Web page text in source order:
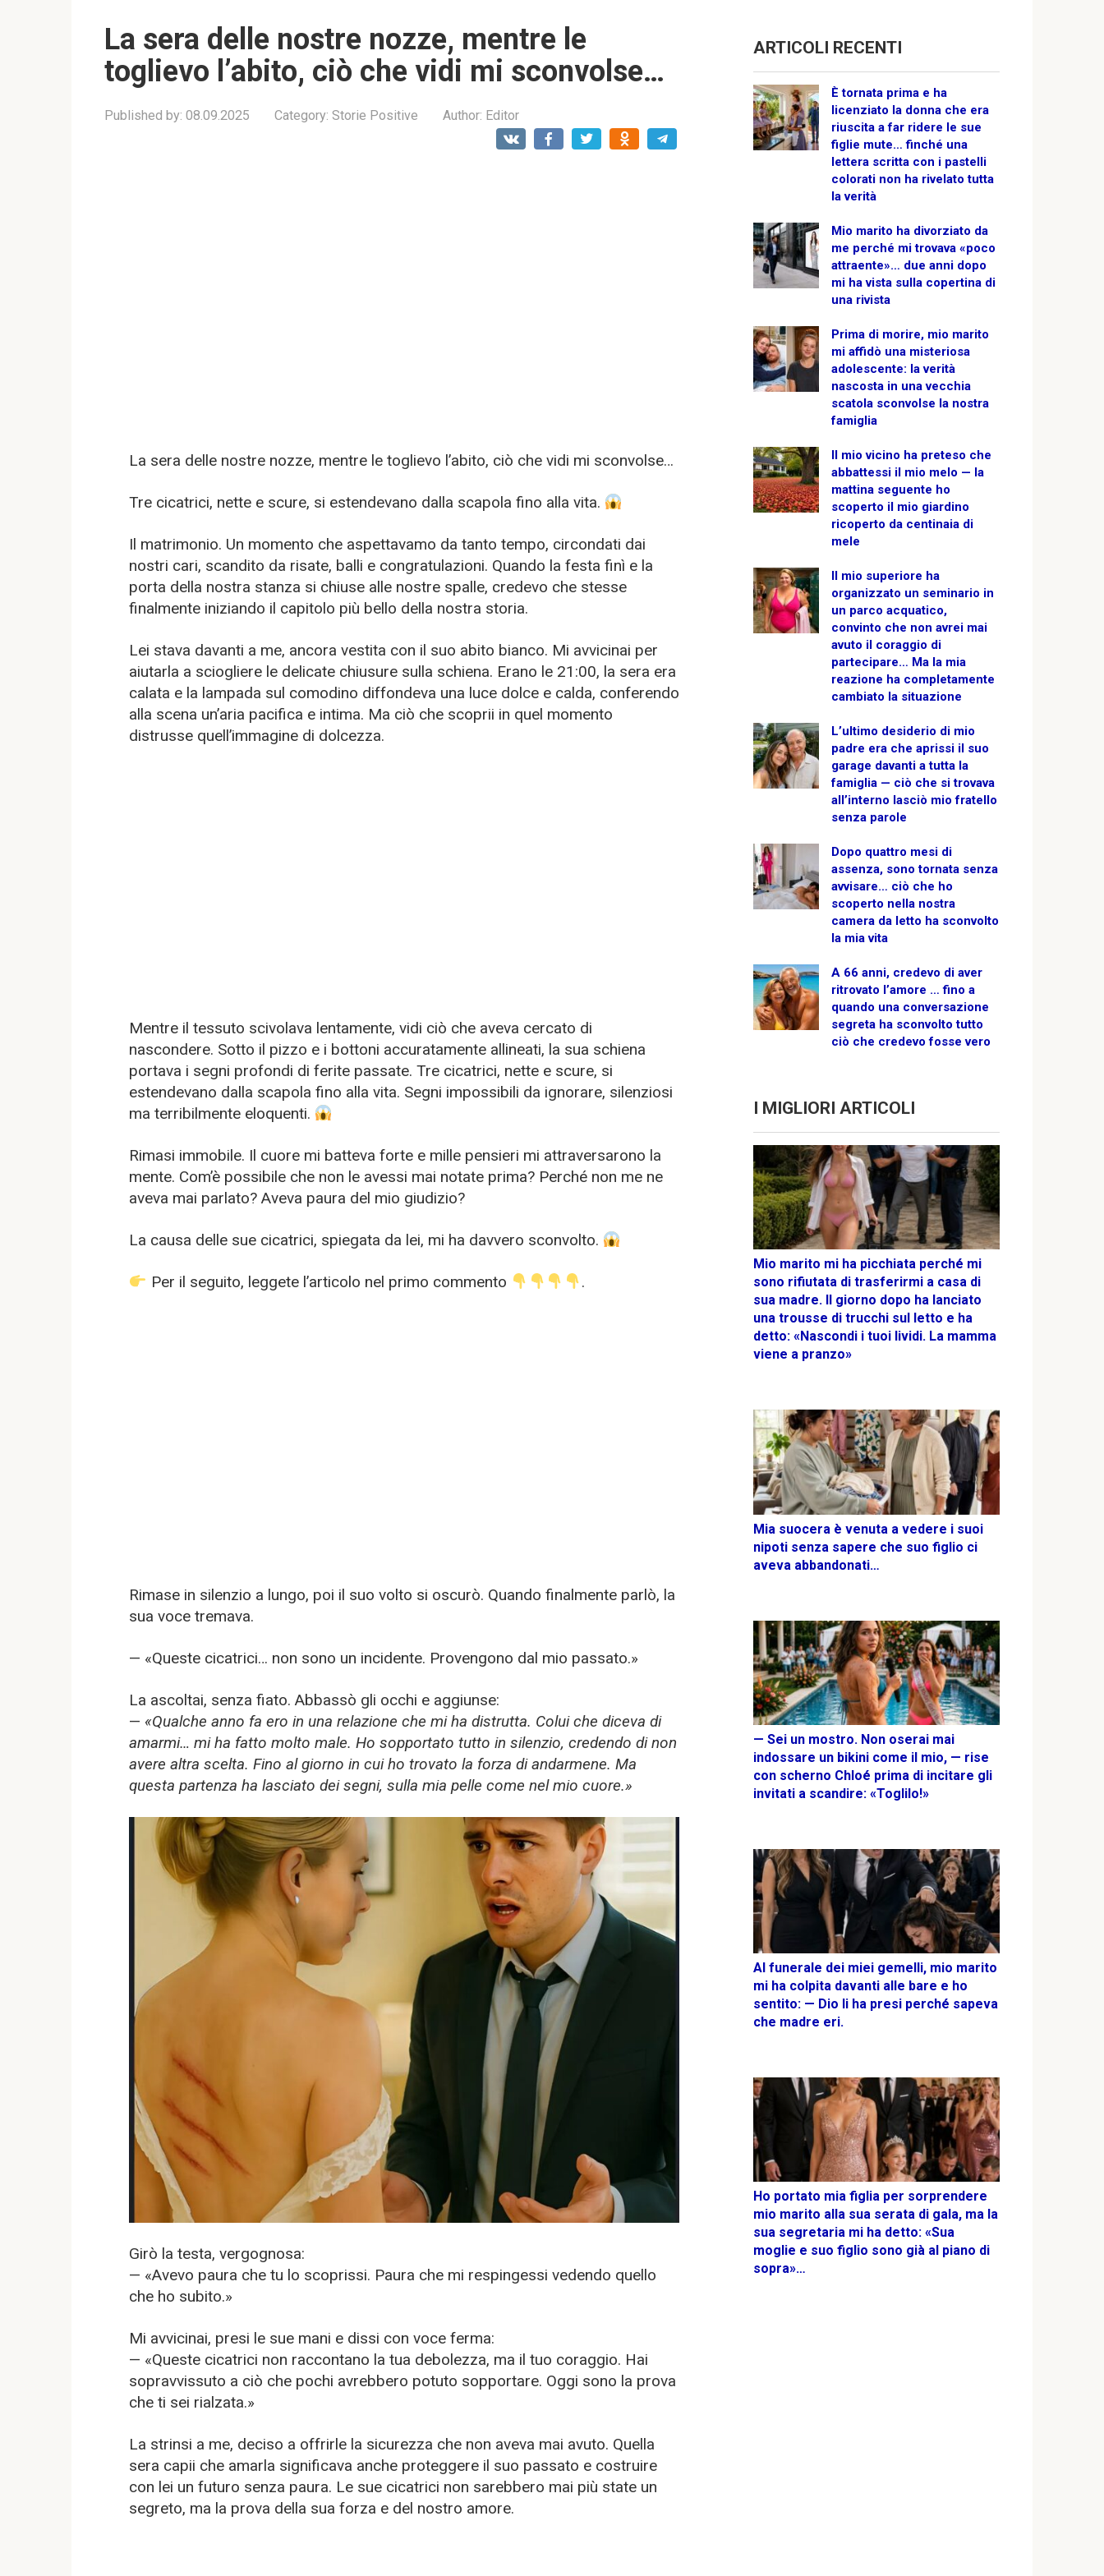
La sera delle nostre nozze, mentre le
toglievo l’abito, ciò che vidi mi sconvolse…
Published by: 08.09.2025 Category: Storie Positive Author: Editor
La sera delle nostre nozze, mentre le toglievo l’abito, ciò che vidi mi sconvolse…
Tre cicatrici, nette e scure, si estendevano dalla scapola fino alla vita.
Il matrimonio. Un momento che aspettavamo da tanto tempo, circondati dai
nostri cari, scandito da risate, balli e congratulazioni. Quando la festa finì e la
porta della nostra stanza si chiuse alle nostre spalle, credevo che stesse
finalmente iniziando il capitolo più bello della nostra storia.
Lei stava davanti a me, ancora vestita con il suo abito bianco. Mi avvicinai per
aiutarla a sciogliere le delicate chiusure sulla schiena. Erano le 21:00, la sera era
calata e la lampada sul comodino diffondeva una luce dolce e calda, conferendo
alla scena un’aria pacifica e intima. Ma ciò che scoprii in quel momento
distrusse quell’immagine di dolcezza.
Mentre il tessuto scivolava lentamente, vidi ciò che aveva cercato di
nascondere. Sotto il pizzo e i bottoni accuratamente allineati, la sua schiena
portava i segni profondi di ferite passate. Tre cicatrici, nette e scure, si
estendevano dalla scapola fino alla vita. Segni impossibili da ignorare, silenziosi
ma terribilmente eloquenti.
Rimasi immobile. Il cuore mi batteva forte e mille pensieri mi attraversarono la
mente. Com’è possibile che non le avessi mai notate prima? Perché non me ne
aveva mai parlato? Aveva paura del mio giudizio?
La causa delle sue cicatrici, spiegata da lei, mi ha davvero sconvolto.
Per il seguito, leggete l’articolo nel primo commento .
Rimase in silenzio a lungo, poi il suo volto si oscurò. Quando finalmente parlò, la
sua voce tremava.
— «Queste cicatrici… non sono un incidente. Provengono dal mio passato.»
La ascoltai, senza fiato. Abbassò gli occhi e aggiunse:
— «Qualche anno fa ero in una relazione che mi ha distrutta. Colui che diceva di
amarmi… mi ha fatto molto male. Ho sopportato tutto in silenzio, credendo di non
avere altra scelta. Fino al giorno in cui ho trovato la forza di andarmene. Ma
questa partenza ha lasciato dei segni, sulla mia pelle come nel mio cuore.»
Girò la testa, vergognosa:
— «Avevo paura che tu lo scoprissi. Paura che mi respingessi vedendo quello
che ho subito.»
Mi avvicinai, presi le sue mani e dissi con voce ferma:
— «Queste cicatrici non raccontano la tua debolezza, ma il tuo coraggio. Hai
sopravvissuto a ciò che pochi avrebbero potuto sopportare. Oggi sono la prova
che ti sei rialzata.»
La strinsi a me, deciso a offrirle la sicurezza che non aveva mai avuto. Quella
sera capii che amarla significava anche proteggere il suo passato e costruire
con lei un futuro senza paura. Le sue cicatrici non sarebbero mai più state un
segreto, ma la prova della sua forza e del nostro amore.
ARTICOLI RECENTI
È tornata prima e ha
licenziato la donna che era
riuscita a far ridere le sue
figlie mute… finché una
lettera scritta con i pastelli
colorati non ha rivelato tutta
la verità
Mio marito ha divorziato da
me perché mi trovava «poco
attraente»… due anni dopo
mi ha vista sulla copertina di
una rivista
Prima di morire, mio marito
mi affidò una misteriosa
adolescente: la verità
nascosta in una vecchia
scatola sconvolse la nostra
famiglia
Il mio vicino ha preteso che
abbattessi il mio melo — la
mattina seguente ho
scoperto il mio giardino
ricoperto da centinaia di
mele
Il mio superiore ha
organizzato un seminario in
un parco acquatico,
convinto che non avrei mai
avuto il coraggio di
partecipare… Ma la mia
reazione ha completamente
cambiato la situazione
L’ultimo desiderio di mio
padre era che aprissi il suo
garage davanti a tutta la
famiglia — ciò che si trovava
all’interno lasciò mio fratello
senza parole
Dopo quattro mesi di
assenza, sono tornata senza
avvisare… ciò che ho
scoperto nella nostra
camera da letto ha sconvolto
la mia vita
A 66 anni, credevo di aver
ritrovato l’amore … fino a
quando una conversazione
segreta ha sconvolto tutto
ciò che credevo fosse vero
I MIGLIORI ARTICOLI
Mio marito mi ha picchiata perché mi
sono rifiutata di trasferirmi a casa di
sua madre. Il giorno dopo ha lanciato
una trousse di trucchi sul letto e ha
detto: «Nascondi i tuoi lividi. La mamma
viene a pranzo»
Mia suocera è venuta a vedere i suoi
nipoti senza sapere che suo figlio ci
aveva abbandonati…
— Sei un mostro. Non oserai mai
indossare un bikini come il mio, — rise
con scherno Chloé prima di incitare gli
invitati a scandire: «Toglilo!»
Al funerale dei miei gemelli, mio marito
mi ha colpita davanti alle bare e ho
sentito: — Dio li ha presi perché sapeva
che madre eri.
Ho portato mia figlia per sorprendere
mio marito alla sua serata di gala, ma la
sua segretaria mi ha detto: «Sua
moglie e suo figlio sono già al piano di
sopra»…